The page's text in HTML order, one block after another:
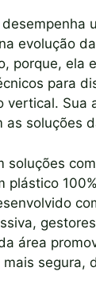
evolução
porque, ela
para
vertical. Sua
as soluções
soluções
plástico
área
segura,